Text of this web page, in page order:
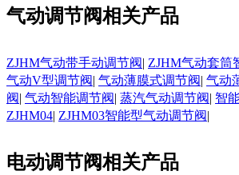
气动调节阀相关产品
ZJHM气动带手动调节阀| ZJHM气动套筒
气动V型调节阀| 气动薄膜式调节阀| 气动
阀| 气动智能调节阀| 蒸汽气动调节阀| 智
ZJHM04| ZJHM03智能型气动调节阀|
电动调节阀相关产品